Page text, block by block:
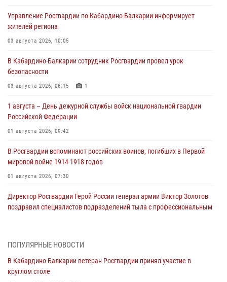
Управление Росгвардии по Кабардино-Балкарии информирует
жителей региона
03 августа 2026, 10:05
В Кабардино‑Балкарии сотрудник Росгвардии провел урок
безопасности
03 августа 2026, 06:15 1
1 августа – День дежурной службы войск национальной гвардии
Российской Федерации
01 августа 2026, 09:42
В Росгвардии вспоминают российских воинов, погибших в Первой
мировой войне 1914-1918 годов
01 августа 2026, 07:30
Директор Росгвардии Герой России генерал армии Виктор Золотов
поздравил специалистов подразделений тыла с профессиональным
направлении
31 июля 2026, 09:22
ПОПУЛЯРНЫЕ НОВОСТИ
В Кабардино-Балкарии ветеран Росгвардии принял участие в
круглом столе